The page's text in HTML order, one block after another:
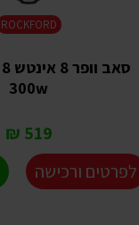
ROCKFORD
300w
519 ₪
לפרטים ורכישה